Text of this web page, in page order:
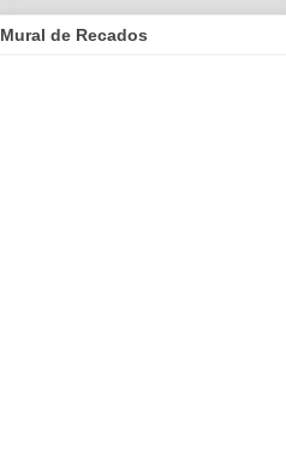
Mural de Recados